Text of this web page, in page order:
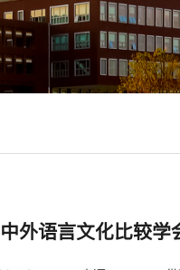
外语言文化比较